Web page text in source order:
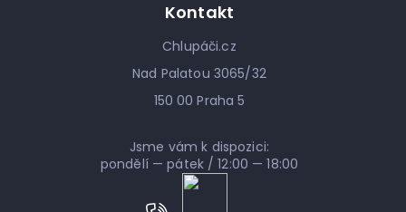
Kontakt
Chlupáči.cz
Nad Palatou 3065/32
150 00 Praha 5
Jsme vám k dispozici:
pondělí — pátek / 12:00 — 18:00